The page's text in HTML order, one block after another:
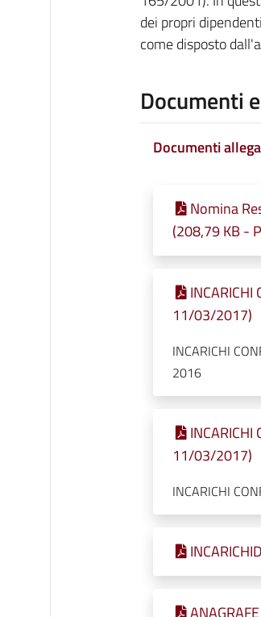
dei propri
come disposto
Documenti
Documenti
Nomina
(208,79 KB -
11/03/2017)
INCARICHI
2016
11/03/2017)
INCARICHI